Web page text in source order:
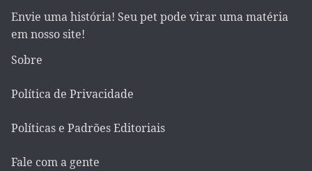
Envie uma história! Seu pet pode virar uma matéria
em nosso site!
Sobre
Política de Privacidade
Políticas e Padrões Editoriais
Fale com a gente